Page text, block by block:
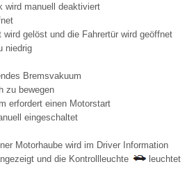
wird manuell deaktiviert
gelöst und die Fahrertür wird geöffnet
niedrig
Bremsvakuum
zu bewegen
erfordert einen Motorstart
eingeschaltet
Motorhaube wird im Driver Information
und die Kontrollleuchte
leuchtet